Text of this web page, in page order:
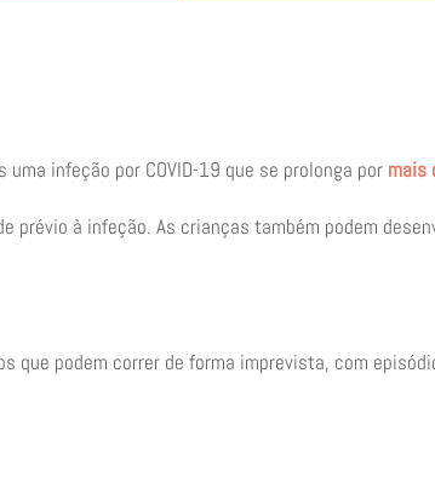
infeção por COVID-19 que se prolonga por mais
à infeção. As crianças também podem
que podem correr de forma imprevista, com